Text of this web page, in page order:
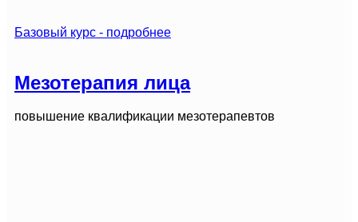
Базовый курс - подробнее
Мезотерапия лица
повышение квалификации мезотерапевтов